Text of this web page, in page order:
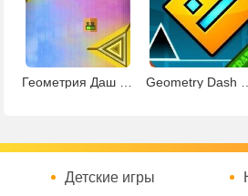
Детские игры